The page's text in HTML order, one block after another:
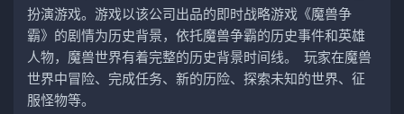
扮演游戏。游戏以该公司出品的即时战略游戏《魔兽争
霸》的剧情为历史背景，依托魔兽争霸的历史事件和英雄
人物，魔兽世界有着完整的历史背景时间线。
玩家在魔兽
世界中冒险、完成任务、新的历险、探索未知的世界、征
服怪物等。